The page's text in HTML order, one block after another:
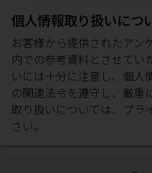
個人情報取り扱いにつ
お客様から提供されたアン
内での参考資料とさせてい
いには十分に注意し、個人
の関連法令を遵守し、厳重
取り扱いについては、 プラ
さい。